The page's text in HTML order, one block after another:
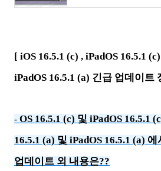
[ iOS 16.5.1 (c) , iPadOS 16.5.1
iPadOS 16.5.1 (a) 긴급 업데이트
- OS 16.5.1 (c) 및 iPadOS 16.5.1
16.5.1 (a) 및 iPadOS 16.5.1 (a)
업데이트 외 내용은??